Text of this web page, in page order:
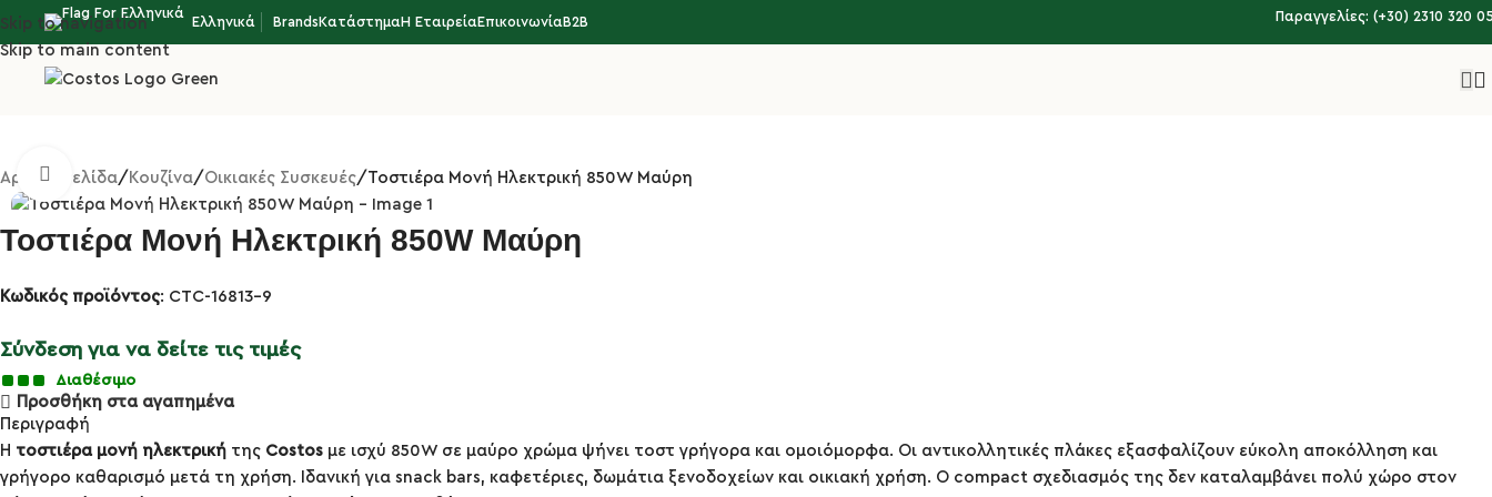
Skip to navigation
Skip to main content
Ελληνικά BrandsΚατάστημαΗ ΕταιρείαΕπικοινωνίαB2B Παραγγελίες: (+30) 2310 320
Αρχική σελίδα Κουζίνα Οικιακές Συσκευές Τοστιέρα Μονή Ηλεκτρική 850W Μαύρη
Κλικ για μεγέθυνση
Τοστιέρα Μονή Ηλεκτρική 850W Μαύρη
Κωδικός προϊόντος: CTC-16813-9
Σύνδεση για να δείτε τις τιμές
Διαθέσιμο
Προσθήκη στα αγαπημένα
Περιγραφή
Η τοστιέρα μονή ηλεκτρική της Costos με ισχύ 850W σε μαύρο χρώμα ψήνει τοστ γρήγορα και ομοιόμορφα. Οι αντικολλητικές πλάκες εξασφαλίζουν εύκολη αποκόλληση και
γρήγορο καθαρισμό μετά τη χρήση. Ιδανική για snack bars, καφετέριες, δωμάτια ξενοδοχείων και οικιακή χρήση. Ο compact σχεδιασμός της δεν καταλαμβάνει πολύ χώρο στον